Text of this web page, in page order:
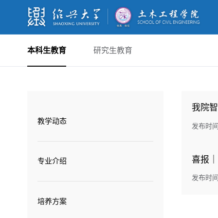
本科生教育 研究生教育
教学动态
专业介绍
培养方案
我院
发布时
喜报
发布时